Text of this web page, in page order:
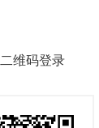
维码登录